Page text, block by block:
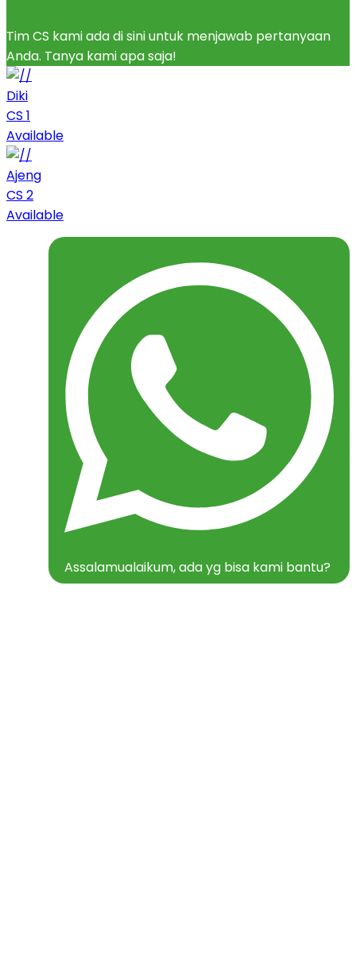
Tim CS kami ada di sini untuk menjawab pertanyaan
Anda. Tanya kami apa saja!
Diki
CS 1
Available
Ajeng
CS 2
Available
Assalamualaikum, ada yg bisa kami bantu?